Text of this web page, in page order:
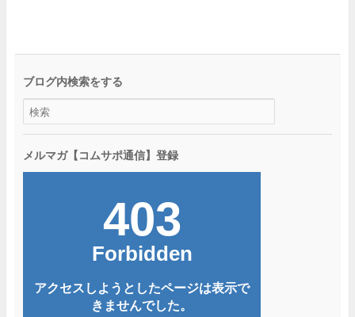
ブログ内検索をする
メルマガ【コムサポ通信】登録